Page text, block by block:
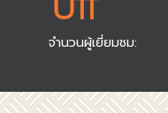
จำนวนผู้เยี่ยมชม: